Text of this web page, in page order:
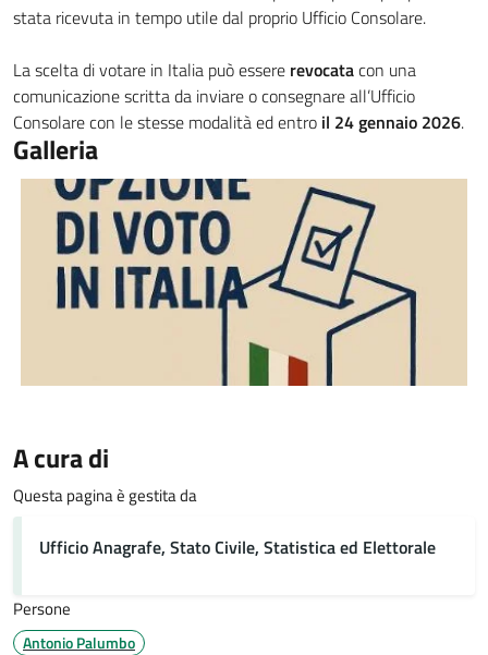
stata ricevuta in tempo utile dal proprio Ufficio Consolare.
La scelta di votare in Italia può essere revocatacon una
comunicazione scritta da inviare o consegnare all’Ufficio
Consolare con le stesse modalità ed entro il 24 gennaio 2026.
Galleria
A cura di
Questa pagina è gestita da
Ufficio Anagrafe, Stato Civile, Statistica ed Elettorale
Persone
Antonio Palumbo